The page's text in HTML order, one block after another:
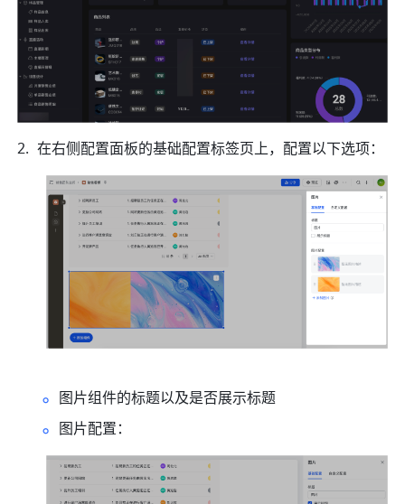
在右侧配置面板的基础配置标签页上，配置以下选项：
图片组件的标题以及是否展示标题
图片配置：